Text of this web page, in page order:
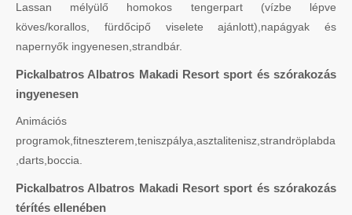
Lassan mélyülő homokos tengerpart (vízbe lépve
köves/korallos, fürdőcipő viselete ajánlott),napágyak és
napernyők ingyenesen,strandbár.
Pickalbatros Albatros Makadi Resort sport és szórakozás
ingyenesen
Animációs
programok,fitneszterem,teniszpálya,asztalitenisz,strandröplabda
,darts,boccia.
Pickalbatros Albatros Makadi Resort sport és szórakozás
térítés ellenében